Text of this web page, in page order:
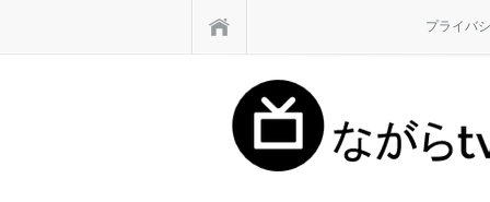
プライバ